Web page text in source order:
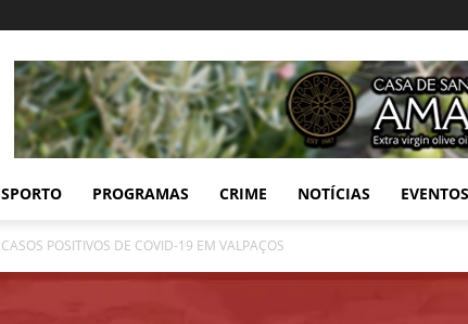
PROGRAMAS CRIME NOTÍCIAS EVENTOS
POSITIVOS DE COVID-19 EM VALPAÇOS